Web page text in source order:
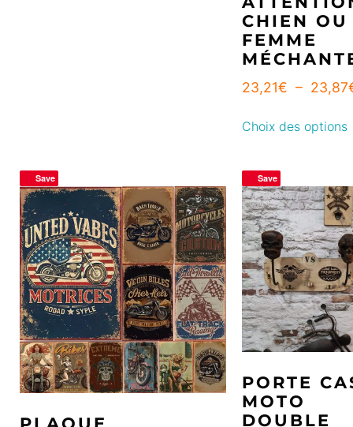
CHIEN OU
FEMME
23,21€ – 23,87
Choix des options
Save Save
PORTE
MOTO
DOUBLE